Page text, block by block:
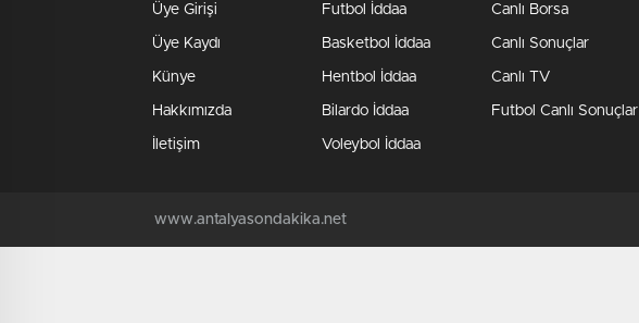
Üye Girişi
Üye Kaydı
Künye
Hakkımızda
İletişim
Futbol İddaa
Basketbol İddaa
Hentbol İddaa
Bilardo İddaa
Voleybol İddaa
Canlı Borsa
Canlı Sonuçlar
Canlı TV
Futbol Canlı Sonuçlar
www.antalyasondakika.net